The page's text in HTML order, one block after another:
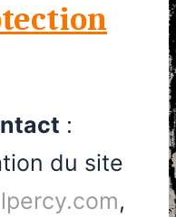
:
du site
,